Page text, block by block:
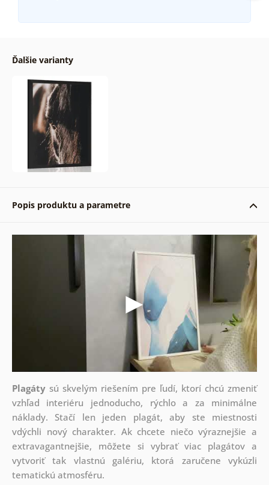
Ďalšie varianty
Popis produktu a parametre
Plagátysú skvelým riešením pre ľudí, ktorí chcú zmeniť
vzhľad interiéru jednoducho, rýchlo a za minimálne
náklady. Stačí len jeden plagát, aby ste miestnosti
vdýchli nový charakter. Ak chcete niečo výraznejšie a
extravagantnejšie, môžete si vybrať viac plagátov a
vytvoriť tak vlastnú galériu, ktorá zaručene vykúzli
tematickú atmosféru.